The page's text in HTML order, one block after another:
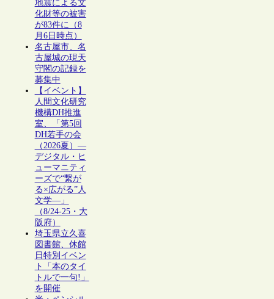
地震による文
化財等の被害
が83件に（8
月6日時点）
名古屋市、名
古屋城の現天
守閣の記録を
募集中
【イベント】
人間文化研究
機構DH推進
室、「第5回
DH若手の会
（2026夏）―
デジタル・ヒ
ューマニティ
ーズで“繋が
る×広がる”人
文学―」
（8/24-25・大
阪府）
埼玉県立久喜
図書館、休館
日特別イベン
ト「本のタイ
トルで一句!」
を開催